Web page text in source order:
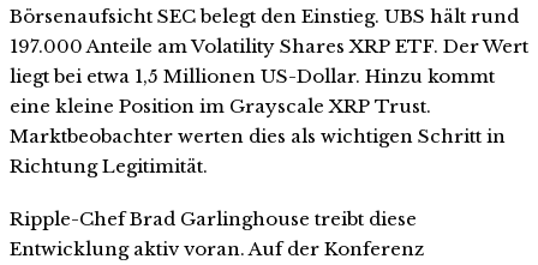
Börsenaufsicht SEC belegt den Einstieg. UBS hält rund
197.000 Anteile am Volatility Shares XRP ETF. Der Wert
liegt bei etwa 1,5 Millionen US-Dollar. Hinzu kommt
eine kleine Position im Grayscale XRP Trust.
Marktbeobachter werten dies als wichtigen Schritt in
Richtung Legitimität.
Ripple-Chef Brad Garlinghouse treibt diese
Entwicklung aktiv voran. Auf der Konferenz